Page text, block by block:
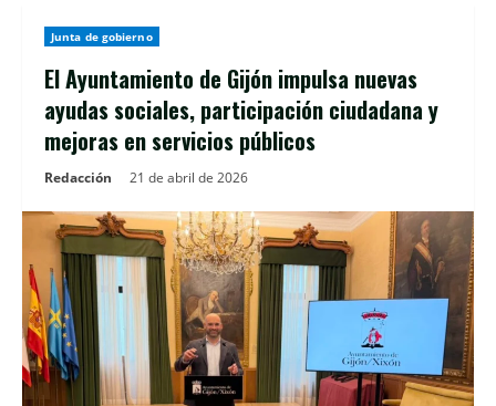
Junta de gobierno
El Ayuntamiento de Gijón impulsa nuevas
ayudas sociales, participación ciudadana y
mejoras en servicios públicos
Redacción 21 de abril de 2026